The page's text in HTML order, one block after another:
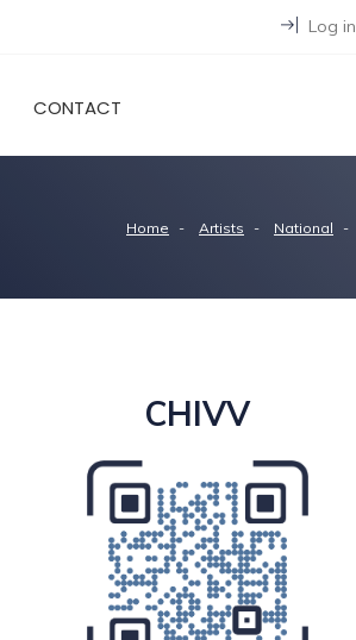
Log in
CONTACT
Home Artists National
CHIVV